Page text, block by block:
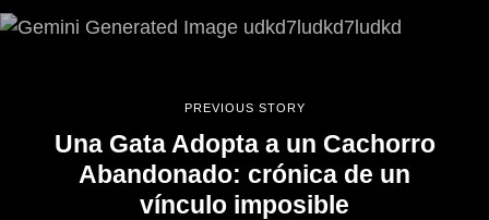
PREVIOUS STORY
Una Gata Adopta a un Cachorro
Abandonado: crónica de un
vínculo imposible